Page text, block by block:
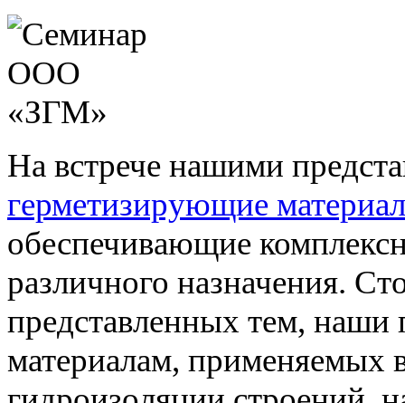
На встрече нашими
герметизирующие
обеспечивающие
различного назначения.
представленных тем, наши
материалам, применяемых